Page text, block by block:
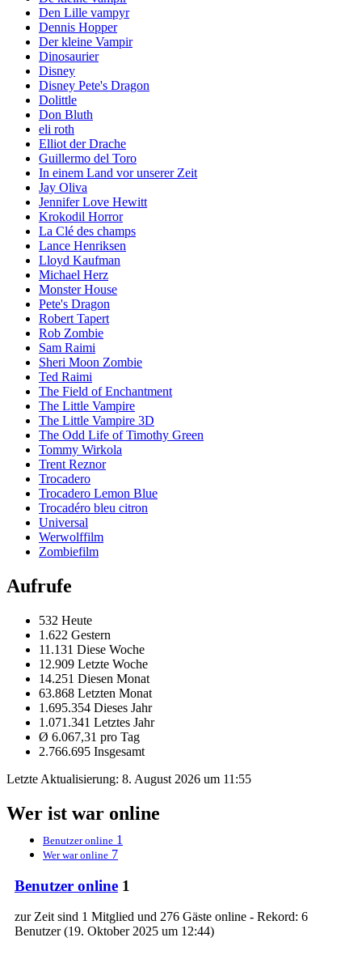
Den Lille vampyr
Dennis Hopper
Der kleine Vampir
Dinosaurier
Disney
Disney Pete's Dragon
Dolittle
Don Bluth
eli roth
Elliot der Drache
Guillermo del Toro
In einem Land vor unserer Zeit
Jay Oliva
Jennifer Love Hewitt
Krokodil Horror
La Clé des champs
Lance Henriksen
Lloyd Kaufman
Michael Herz
Monster House
Pete's Dragon
Robert Tapert
Rob Zombie
Sam Raimi
Sheri Moon Zombie
Ted Raimi
The Field of Enchantment
The Little Vampire
The Little Vampire 3D
The Odd Life of Timothy Green
Tommy Wirkola
Trent Reznor
Trocadero
Trocadero Lemon Blue
Trocadéro bleu citron
Universal
Werwolffilm
Zombiefilm
Aufrufe
532 Heute
1.622 Gestern
11.131 Diese Woche
12.909 Letzte Woche
14.251 Diesen Monat
63.868 Letzten Monat
1.695.354 Dieses Jahr
1.071.341 Letztes Jahr
Ø 6.067,31 pro Tag
2.766.695 Insgesamt
Letzte Aktualisierung: 8. August 2026 um 11:55
Wer ist war online
Benutzer online 1
Wer war online 7
Benutzer online 1
zur Zeit sind 1 Mitglied und 276 Gäste online - Rekord: 6
Benutzer (19. Oktober 2025 um 12:44)